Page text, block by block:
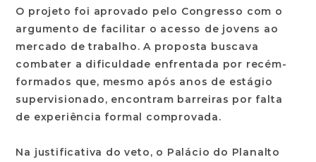
O projeto foi aprovado pelo Congresso com o
argumento de facilitar o acesso de jovens ao
mercado de trabalho. A proposta buscava
combater a dificuldade enfrentada por recém-
formados que, mesmo após anos de estágio
supervisionado, encontram barreiras por falta
de experiência formal comprovada.
Na justificativa do veto, o Palácio do Planalto